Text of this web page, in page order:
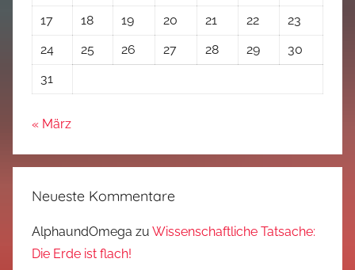
17
18 19 20 21 22
23
24
25 26 27 28 29
30
31
« März
Neueste Kommentare
AlphaundOmega zu Wissenschaftliche Tatsache:
Die Erde ist flach!